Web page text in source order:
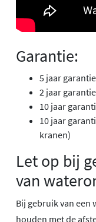
Garantie:
5 jaar garantie
2 jaar
10 jaar
10 jaar
kranen)
Let op bij
van
Bij gebruik van
houden met de